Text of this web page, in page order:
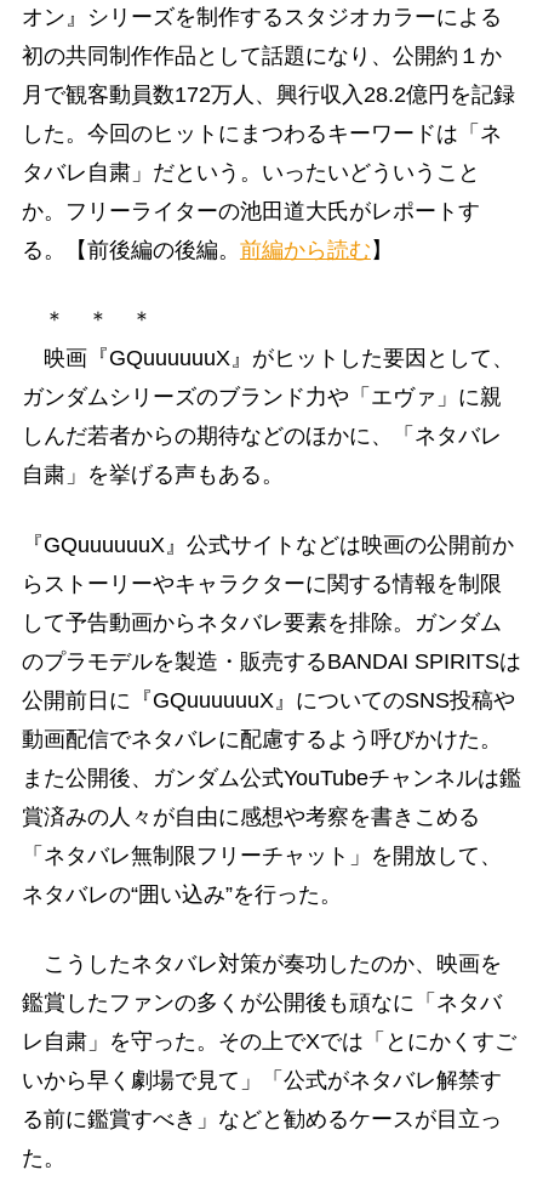
オン』シリーズを制作するスタジオカラーによる
初の共同制作作品として話題になり、公開約１か
月で観客動員数172万人、興行収入28.2億円を記録
した。今回のヒットにまつわるキーワードは「ネ
タバレ自粛」だという。いったいどういうこと
か。フリーライターの池田道大氏がレポートす
る。【前後編の後編。 前編から読む 】
＊ ＊ ＊
映画『GQuuuuuuX』がヒットした要因として、
ガンダムシリーズのブランド力や「エヴァ」に親
しんだ若者からの期待などのほかに、「ネタバレ
自粛」を挙げる声もある。
『GQuuuuuuX』公式サイトなどは映画の公開前か
らストーリーやキャラクターに関する情報を制限
して予告動画からネタバレ要素を排除。ガンダム
のプラモデルを製造・販売するBANDAI SPIRITSは
公開前日に『GQuuuuuuX』についてのSNS投稿や
動画配信でネタバレに配慮するよう呼びかけた。
また公開後、ガンダム公式YouTubeチャンネルは鑑
賞済みの人々が自由に感想や考察を書きこめる
「ネタバレ無制限フリーチャット」を開放して、
ネタバレの“囲い込み”を行った。
こうしたネタバレ対策が奏功したのか、映画を
鑑賞したファンの多くが公開後も頑なに「ネタバ
レ自粛」を守った。その上でXでは「とにかくすご
いから早く劇場で見て」「公式がネタバレ解禁す
る前に鑑賞すべき」などと勧めるケースが目立っ
た。